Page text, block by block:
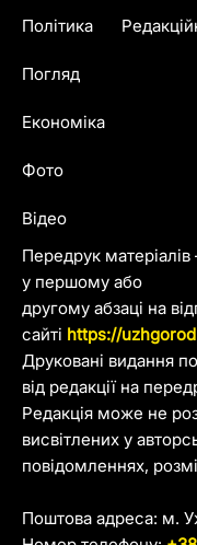
Передрук
у першому або
другому абзаці на
сайті https://
Друковані видання
від редакції на
Редакція може не
висвітлених у
повідомленнях,
Поштова адреса: м.
Політика
Погляд
Економіка
Фото
Відео